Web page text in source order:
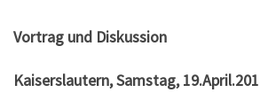
Vortrag und Diskussion
Kaiserslautern,Samstag,